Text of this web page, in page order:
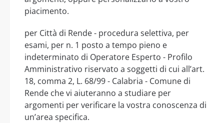
piacimento.
per Città di Rende - procedura selettiva, per
esami, per n. 1 posto a tempo pieno e
indeterminato di Operatore Esperto - Profilo
Amministrativo riservato a soggetti di cui all’art.
18, comma 2, L. 68/99 - Calabria - Comune di
Rende che vi aiuteranno a studiare per
argomenti per verificare la vostra conoscenza di
un’area specifica.